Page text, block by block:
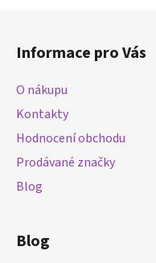
Informace pro Vás
O nákupu
Kontakty
Hodnocení obchodu
Prodávané značky
Blog
Blog